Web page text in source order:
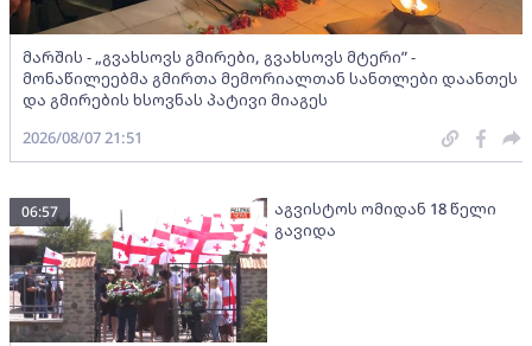
მარშის - „გვახსოვს გმირები, გვახსოვს მტერი” -
მონაწილეებმა გმირთა მემორიალთან სანთლები დაანთეს
და გმირების ხსოვნას პატივი მიაგეს
2026/08/07 21:51
აგვისტოს ომიდან 18 წელი
გავიდა
06:57